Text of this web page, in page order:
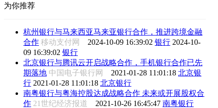
为你推荐
杭州银行与马来西亚马来亚银行合作，推进跨境金融
合作 移动支付网 2024-10-09 16:39:02 银行 2024-10-
09 16:39:02 银行
北京银行与腾讯云开启战略合作，手机银行合作已先
期落地 中国电子银行网 2021-01-28 11:01:18 北京银
行 2021-01-28 11:01:18 北京银行
南粤银行与粤海控股达成战略合作 未来或开展股权合
作 21世纪经济报道 2021-10-26 16:45:47 南粤银行